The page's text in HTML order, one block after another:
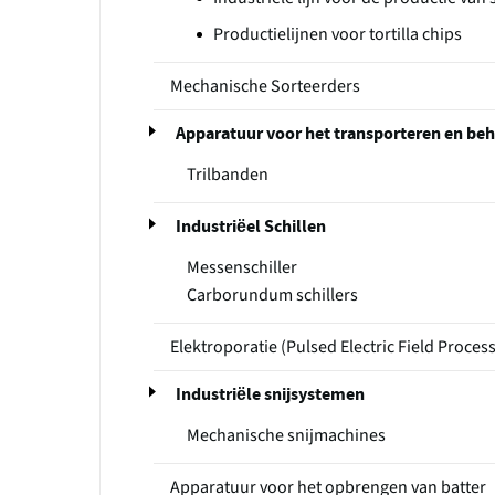
Productielijnen voor tortilla chips
Mechanische Sorteerders
Apparatuur voor het transporteren en
Trilbanden
Industriëel Schillen
Messenschiller
Carborundum schillers
Elektroporatie (Pulsed Electric Field
Industriële snijsystemen
Mechanische snijmachines
Apparatuur voor het opbrengen van batter